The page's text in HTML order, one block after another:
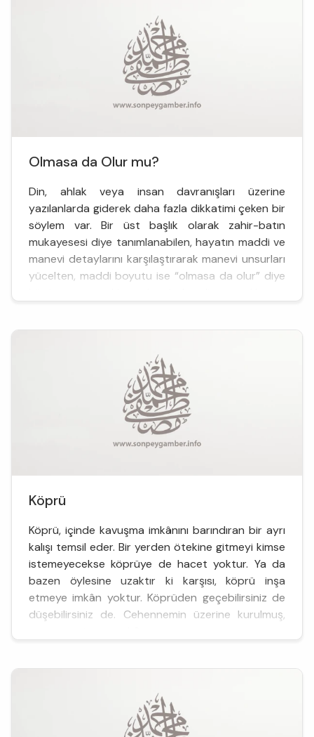
Olmasa da Olur mu?
Din, ahlak veya insan davranışları üzerine
yazılanlarda giderek daha fazla dikkatimi çeken bir
söylem var. Bir üst başlık olarak zahir-batın
mukayesesi diye tanımlanabilen, hayatın maddi ve
manevi detaylarını karşılaştırarak manevi unsurları
yücelten, maddi boyutu ise “olmasa da olur” diye
Köprü
Köprü, içinde kavuşma imkânını barındıran bir ayrı
kalışı temsil eder. Bir yerden ötekine gitmeyi kimse
istemeyecekse köprüye de hacet yoktur. Ya da
bazen öylesine uzaktır ki karşısı, köprü inşa
etmeye imkân yoktur. Köprüden geçebilirsiniz de
düşebilirsiniz de. Cehennemin üzerine kurulmuş,